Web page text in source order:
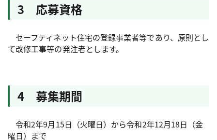
3 応募資格
セーフティネット住宅の登録事業者等であり、原則とし
て改修工事等の発注者とします。
4 募集期間
令和2年9月15日（火曜日）から令和2年12月18日（金
曜日）まで